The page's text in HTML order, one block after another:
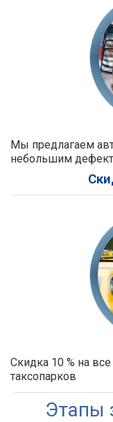
Мы предлагаем
небольшим
Скидка 10 % на
таксопарков
Этапы